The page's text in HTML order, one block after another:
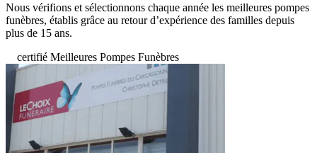
Nous vérifions et sélectionnons chaque année les meilleures pompes
funèbres, établis grâce au retour d’expérience des familles depuis
plus de 15 ans.
certifié Meilleures Pompes Funèbres